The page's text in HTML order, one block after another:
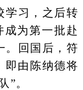
习，之后转
成为第一批赴
。回国后，符
即由陈纳德将
”。